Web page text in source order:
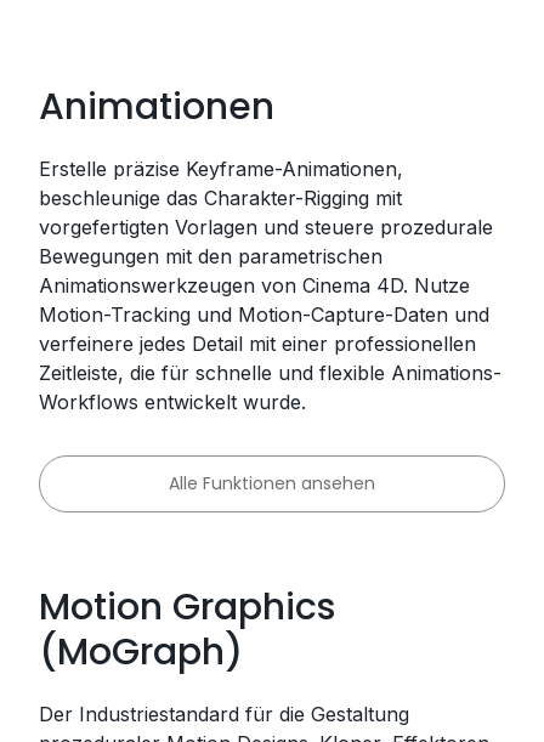
Animationen
Erstelle präzise Keyframe-Animationen,
beschleunige das Charakter-Rigging mit
vorgefertigten Vorlagen und steuere prozedurale
Bewegungen mit den parametrischen
Animationswerkzeugen von Cinema 4D. Nutze
Motion-Tracking und Motion-Capture-Daten und
verfeinere jedes Detail mit einer professionellen
Zeitleiste, die für schnelle und flexible Animations-
Workflows entwickelt wurde.
Alle Funktionen ansehen
Motion Graphics
(MoGraph)
Der Industriestandard für die Gestaltung